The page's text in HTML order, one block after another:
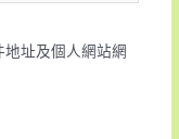
址及個人網站網